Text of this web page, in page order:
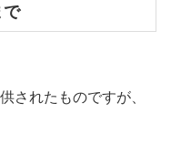
されたものですが、